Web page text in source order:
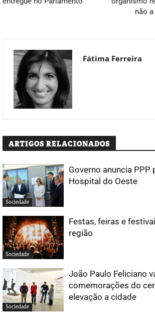
não
Fátima Ferreira
ARTIGOS RELACIONADOS
Sociedade
Governo anuncia PPP
Hospital do Oeste
Sociedade
Festas, feiras e
região
Sociedade
João Paulo Feliciano
comemorações do
elevação a cidade